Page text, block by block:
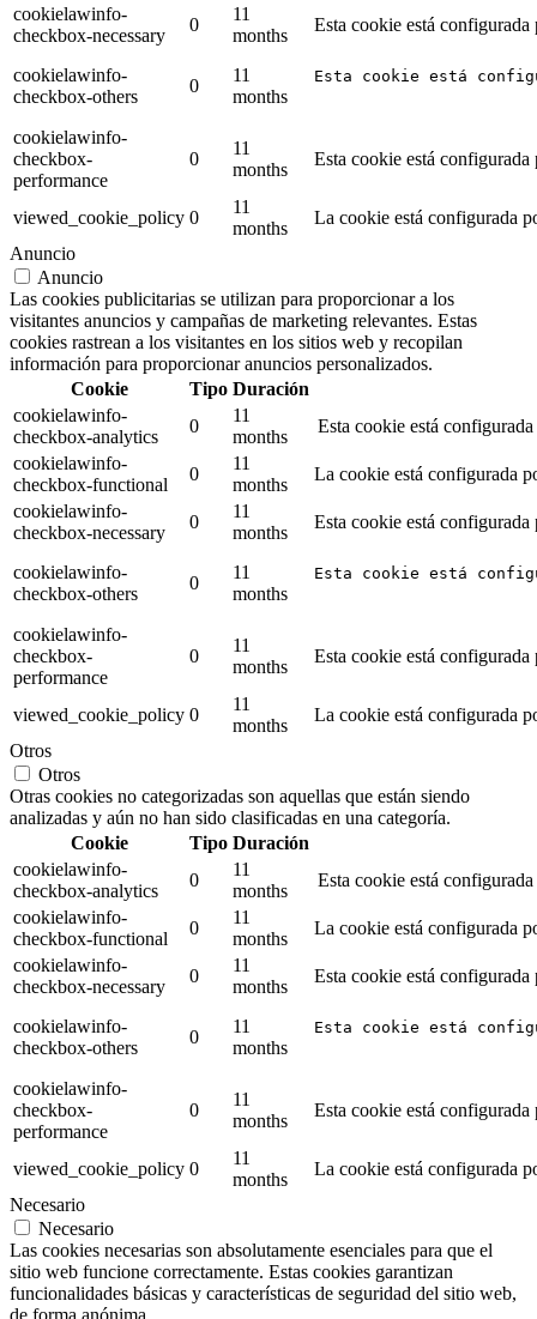
cookielawinfo-
checkbox-necessary
0
11
months
Esta cookie está
cookielawinfo-
checkbox-others
0
11
months
Esta cookie está
cookielawinfo-
checkbox-
performance
0
11
months
Esta cookie está
viewed_cookie_policy 0
11
months
La cookie está configurada
Anuncio
Anuncio
Las cookies publicitarias se utilizan para proporcionar a los
visitantes anuncios y campañas de marketing relevantes. Estas
cookies rastrean a los visitantes en los sitios web y recopilan
información para proporcionar anuncios personalizados.
Cookie
Tipo Duración
cookielawinfo-
checkbox-analytics
0
11
months
Esta cookie está
cookielawinfo-
checkbox-functional
0
11
months
La cookie está configurada
cookielawinfo-
checkbox-necessary
0
11
months
Esta cookie está
cookielawinfo-
checkbox-others
0
11
months
Esta cookie está
cookielawinfo-
checkbox-
performance
0
11
months
Esta cookie está
viewed_cookie_policy 0
11
months
La cookie está configurada
Otros
Otros
Otras cookies no categorizadas son aquellas que están siendo
analizadas y aún no han sido clasificadas en una categoría.
Cookie
Tipo Duración
cookielawinfo-
checkbox-analytics
0
11
months
Esta cookie está
cookielawinfo-
checkbox-functional
0
11
months
La cookie está configurada
cookielawinfo-
checkbox-necessary
0
11
months
Esta cookie está
cookielawinfo-
checkbox-others
0
11
months
Esta cookie está
cookielawinfo-
checkbox-
performance
0
11
months
Esta cookie está
viewed_cookie_policy 0
11
months
La cookie está configurada
Necesario
Necesario
Las cookies necesarias son absolutamente esenciales para que el
sitio web funcione correctamente. Estas cookies garantizan
funcionalidades básicas y características de seguridad del sitio web,